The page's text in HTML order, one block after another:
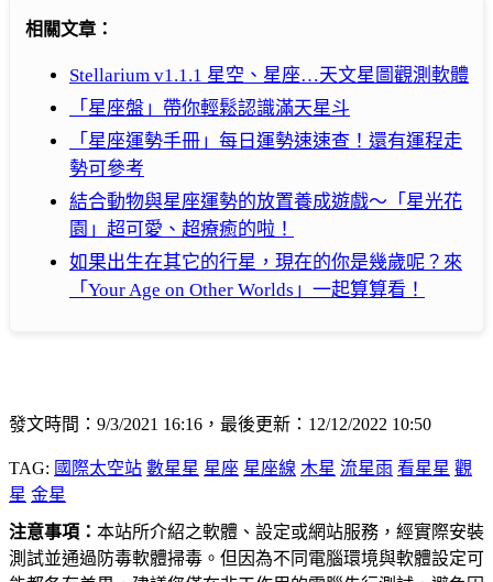
相關文章：
Stellarium v1.1.1 星空、星座…天文星圖觀測軟體
「星座盤」帶你輕鬆認識滿天星斗
「星座運勢手冊」每日運勢速速查！還有運程走
勢可參考
結合動物與星座運勢的放置養成遊戲～「星光花
園」超可愛、超療癒的啦！
如果出生在其它的行星，現在的你是幾歲呢？來
「Your Age on Other Worlds」一起算算看！
發文時間：9/3/2021 16:16，最後更新：12/12/2022 10:50
TAG: 國際太空站 數星星 星座 星座線 木星 流星雨 看星星 觀
星 金星
注意事項： 本站所介紹之軟體、設定或網站服務，經實際安裝
測試並通過防毒軟體掃毒。但因為不同電腦環境與軟體設定可